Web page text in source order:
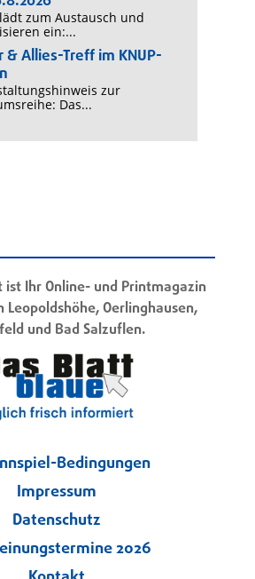
zum Austausch und
ein:...
& Allies-Treff im KNUP-
zur
Das...
ist Ihr Online- und Printmagazin
Leopoldshöhe, Oerlinghausen,
und Bad Salzuflen.
Bedingungen
Impressum
Datenschutz
2026